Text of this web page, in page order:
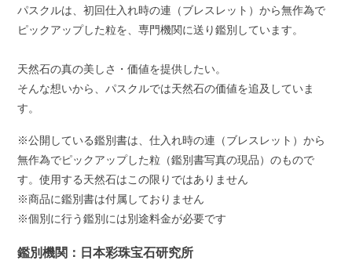
パスクルは、初回仕入れ時の連（ブレスレット）から無作為で
ピックアップした粒を、専門機関に送り鑑別しています。
天然石の真の美しさ・価値を提供したい。
そんな想いから、パスクルでは天然石の価値を追及していま
す。
※公開している鑑別書は、仕入れ時の連（ブレスレット）から
無作為でピックアップした粒（鑑別書写真の現品）のもので
す。使用する天然石はこの限りではありません
※商品に鑑別書は付属しておりません
※個別に行う鑑別には別途料金が必要です
鑑別機関：日本彩珠宝石研究所